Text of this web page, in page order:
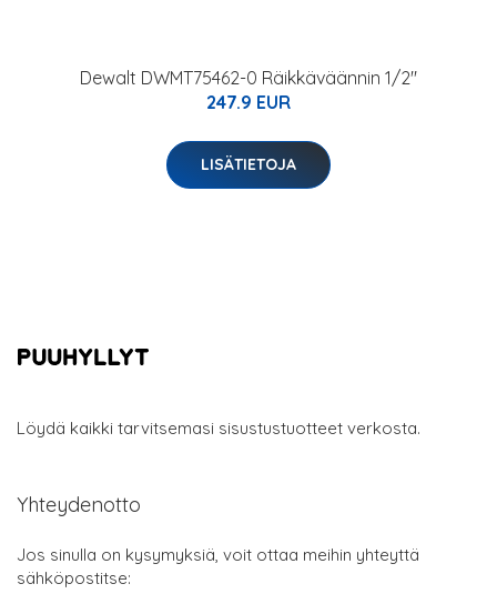
Dewalt DWMT75462-0 Räikkäväännin 1/2"
247.9 EUR
LISÄTIETOJA
Löydä kaikki tarvitsemasi sisustustuotteet verkosta.
Yhteydenotto
Jos sinulla on kysymyksiä, voit ottaa meihin yhteyttä
sähköpostitse: